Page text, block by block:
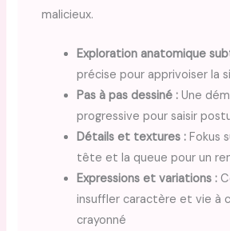
malicieux.
Exploration anatomique
précise pour apprivoiser la
Pas à pas dessiné : Une
progressive pour saisir
Détails et textures : Fokus
tête et la queue pour un
Expressions et variations :
insuffler caractère et vie à
crayonné